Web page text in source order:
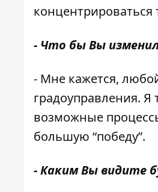
концентрироваться
- Что бы Вы
- Мне кажется,
градоуправления.
возможные
большую “победу”.
- Каким Вы видите